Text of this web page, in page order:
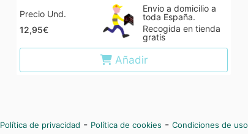
Precio Und.
12,95€
Envio a domicilio a
toda España.
Recogida en tienda
gratis
Añadir
Política de privacidad - Política de cookies - Condiciones de uso